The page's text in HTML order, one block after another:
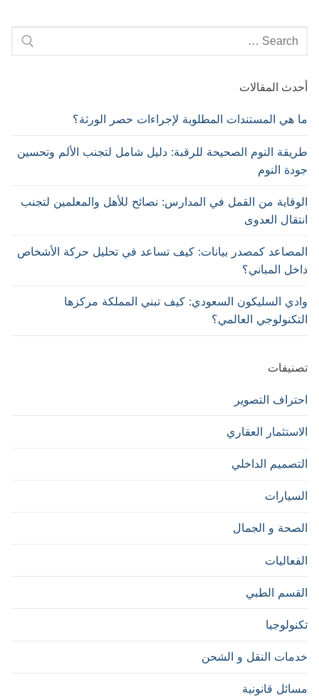
Search
for:
أحدث المقالات
ما هي المستندات المطلوبة لإجراءات حصر الورثة؟
طريقة النوم الصحيحة للرقبة: دليل شامل لتجنب الألم وتحسين
جودة النوم
الوقاية من القمل في المدارس: نصائح للأهل والمعلمين لتجنب
انتقال العدوى
المصاعد كمصدر بيانات: كيف تساعد في تحليل حركة الأشخاص
داخل المباني؟
وادي السليكون السعودي: كيف تبني المملكة مركزها
التكنولوجي العالمي؟
تصنيفات
احتراف التصوير
الاستثمار العقاري
التصميم الداخلي
السيارات
الصحة و الجمال
الفعاليات
القسم الطبي
تكنولوجيا
خدمات النقل و الشحن
مسائل قانونية